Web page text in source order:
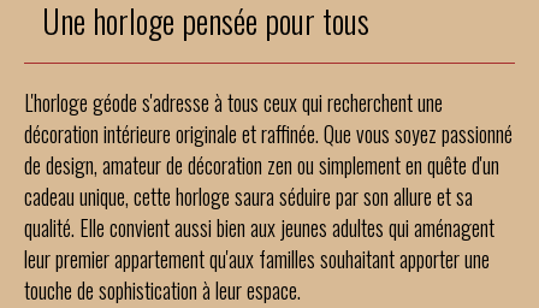
Une horloge pensée pour tous
L'horloge géode s'adresse à tous ceux qui recherchent une
décoration intérieure originale et raffinée. Que vous soyez passionné
de design, amateur de décoration zen ou simplement en quête d'un
cadeau unique, cette horloge saura séduire par son allure et sa
qualité. Elle convient aussi bien aux jeunes adultes qui aménagent
leur premier appartement qu'aux familles souhaitant apporter une
touche de sophistication à leur espace.